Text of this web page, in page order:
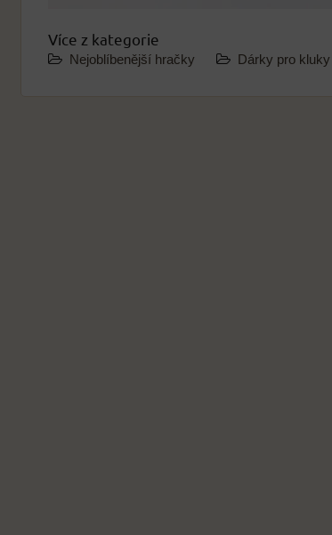
Více z kategorie
Nejoblíbenější hračky Dárky pro kluky